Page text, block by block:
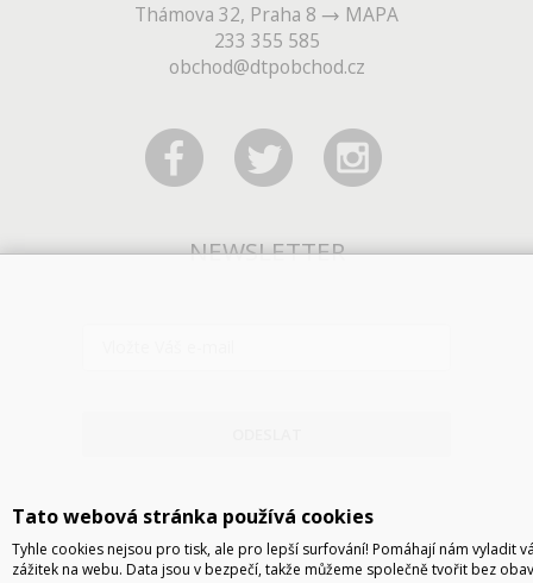
Thámova 32, Praha 8
MAPA
233 355 585
obchod@dtpobchod.cz
NEWSLETTER
Tato webová stránka používá cookies
Tyhle cookies nejsou pro tisk, ale pro lepší surfování! Pomáhají nám vyladit
zážitek na webu. Data jsou v bezpečí, takže můžeme společně tvořit bez